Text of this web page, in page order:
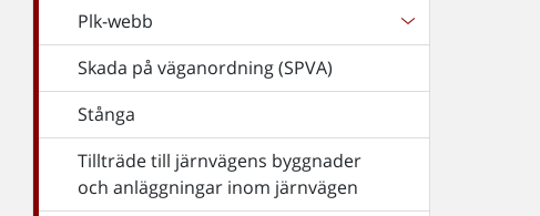
Plk-webb
Skada på väganordning (SPVA)
Stånga
Tillträde till järnvägens byggnader
och anläggningar inom järnvägen